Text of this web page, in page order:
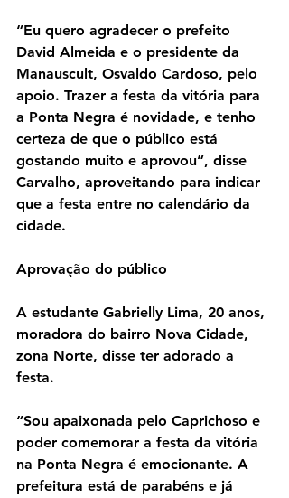
“Eu quero agradecer o prefeito
David Almeida e o presidente da
Manauscult, Osvaldo Cardoso, pelo
apoio. Trazer a festa da vitória para
a Ponta Negra é novidade, e tenho
certeza de que o público está
gostando muito e aprovou”, disse
Carvalho, aproveitando para indicar
que a festa entre no calendário da
cidade.
Aprovação do público
A estudante Gabrielly Lima, 20 anos,
moradora do bairro Nova Cidade,
zona Norte, disse ter adorado a
festa.
“Sou apaixonada pelo Caprichoso e
poder comemorar a festa da vitória
na Ponta Negra é emocionante. A
prefeitura está de parabéns e já